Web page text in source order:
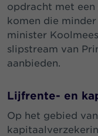
opdracht met een
komen die
minister
slipstream van
aanbieden.
Lijfrente- en
Op het gebied